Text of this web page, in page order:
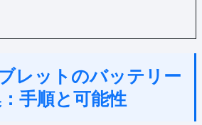
レットのバッテリー
手順と可能性